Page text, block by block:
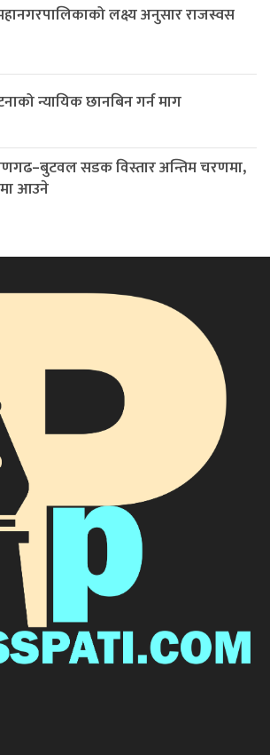
लक्ष्य अनुसार राजस्वस
न्यायिक छानबिन गर्न माग
सडक विस्तार अन्तिम चरणमा,
आउने